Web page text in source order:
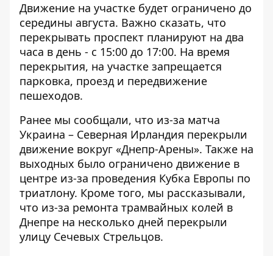
Движение на участке будет ограничено до
середины августа. Важно сказать, что
перекрывать проспект планируют на два
часа в день - с 15:00 до 17:00. На время
перекрытия, на участке запрещается
парковка, проезд и передвижение
пешеходов.
Ранее мы сообщали, что из-за матча
Украина – Северная Ирландия перекрыли
движение вокруг «Днепр-Арены». Также на
выходных было ограничено движение в
центре из-за проведения Кубка Европы по
триатлону. Кроме того, мы рассказывали,
что из-за ремонта трамвайных колей в
Днепре на несколько дней перекрыли
улицу Сечевых Стрельцов.